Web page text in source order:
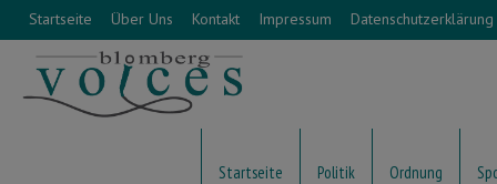
Startseite Über Uns Kontakt Impressum Datenschutzerklärung
Startseite Politik Ordnung